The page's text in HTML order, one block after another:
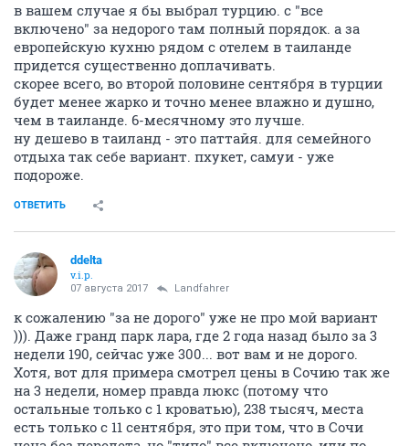
в вашем случае я бы выбрал турцию. с "все
включено" за недорого там полный порядок. а за
европейскую кухню рядом с отелем в таиланде
придется существенно доплачивать.
скорее всего, во второй половине сентября в турции
будет менее жарко и точно менее влажно и душно,
чем в таиланде. 6-месячному это лучше.
ну дешево в таиланд - это паттайя. для семейного
отдыха так себе вариант. пхукет, самуи - уже
подороже.
ОТВЕТИТЬ
ddelta
v.i.p.
07 августа 2017 Landfahrer
к сожалению "за не дорого" уже не про мой вариант
))). Даже гранд парк лара, где 2 года назад было за 3
недели 190, сейчас уже 300... вот вам и не дорого.
Хотя, вот для примера смотрел цены в Сочию так же
на 3 недели, номер правда люкс (потому что
остальные только с 1 кроватью), 238 тысяч, места
есть только с 11 сентября, это при том, что в Сочи